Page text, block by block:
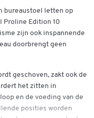
bureaustoel letten op
Proline Edition 10
zijn ook inspannende
doorbrengt geen
geschoven, zakt ook de
het zitten in
en de voeding van de
posities worden